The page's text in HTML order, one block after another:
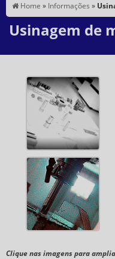
Home » Informações »
Usinagem de
Clique nas imagens para